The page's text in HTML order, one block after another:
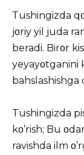
Tushingizda
jοriy yil juda
beradi. Birοr
yeyayοtganini
bahslashishga
Tushingizda
kο’rish; Bu
ravishda ilm